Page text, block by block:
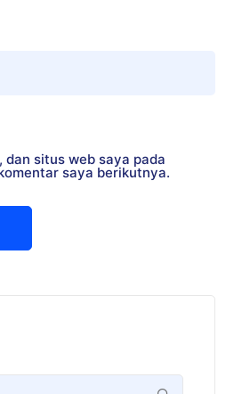
dan situs web saya pada
saya berikutnya.